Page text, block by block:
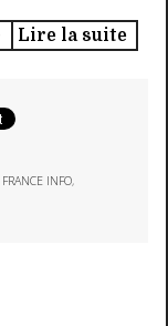
Lire la suite
FRANCE INFO,